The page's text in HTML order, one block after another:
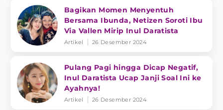
Bagikan Momen Menyentuh
Bersama Ibunda, Netizen Soroti Ibu
Via Vallen Mirip Inul Daratista
Artikel 26 Desember 2024
Pulang Pagi hingga Dicap Negatif,
Inul Daratista Ucap Janji Soal Ini ke
Ayahnya!
Artikel 26 Desember 2024